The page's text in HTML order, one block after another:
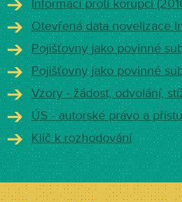
Informací proti korupci
Otevřená data novelizace
Pojišťovny jako povinné
Pojišťovny jako povinné
Vzory - žádost, odvolání,
ÚS - autorské právo a
Klíč k rozhodování